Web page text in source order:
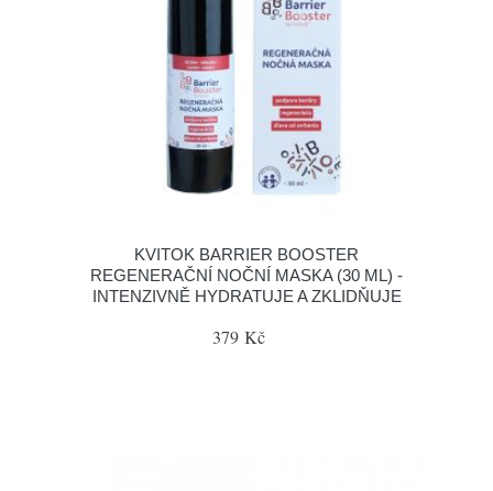
KVITOK BARRIER BOOSTER
REGENERAČNÍ NOČNÍ MASKA (30 ML) -
INTENZIVNĚ HYDRATUJE A ZKLIDŇUJE
379 Kč